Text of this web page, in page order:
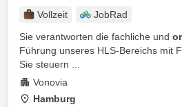
Vollzeit
JobRad
Sie verantworten die fachliche und
Führung unseres HLS-Bereichs mit
Sie steuern ...
Vonovia
Hamburg